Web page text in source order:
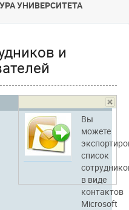
УНИВЕРСИТЕТА
и
Вы
можете
список
в виде
контактов
Microsoft